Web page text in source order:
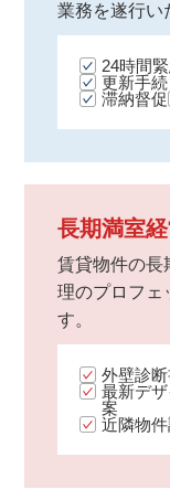
業務を遂行い
24時間
更新手
滞納督促
長期満室
賃貸物件の長
理のプロフェ
す。
外壁診
最新デ
案
近隣物